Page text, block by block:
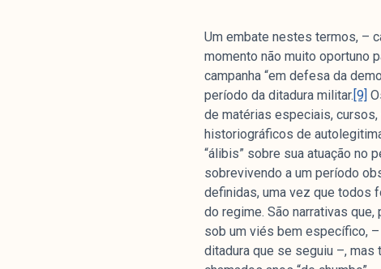
Análises
Artigos e Capítulos
Série M
Boletim M
Podcasts
M Facebook
Um embate nestes termos, –
momento não muito oportuno
campanha “em defesa da
período da ditadura militar.[9]
de matérias especiais,
historiográficos de
“álibis” sobre sua atuação no
sobrevivendo a um período
definidas, uma vez que todos
do regime. São narrativas
sob um viés bem específico,
ditadura que se seguiu –, mas